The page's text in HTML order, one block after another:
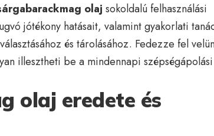
olaj sokoldalú felhasználási
jótékony hatásait, valamint gyakorlati
és tárolásához. Fedezze fel
illesztheti be a mindennapi szépségápolási
olaj eredete és